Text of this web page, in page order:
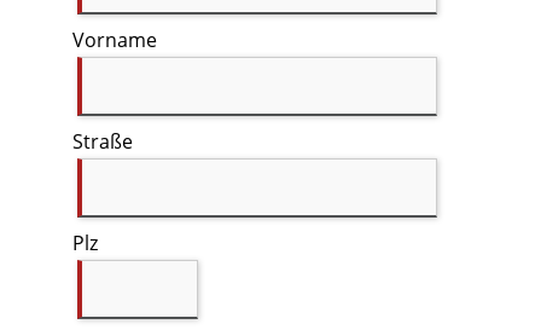
Vorname
Straße
Plz